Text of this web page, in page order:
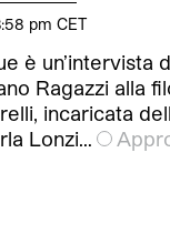
pm CET
è un’intervista
Ragazzi alla
incaricata
Lonzi…